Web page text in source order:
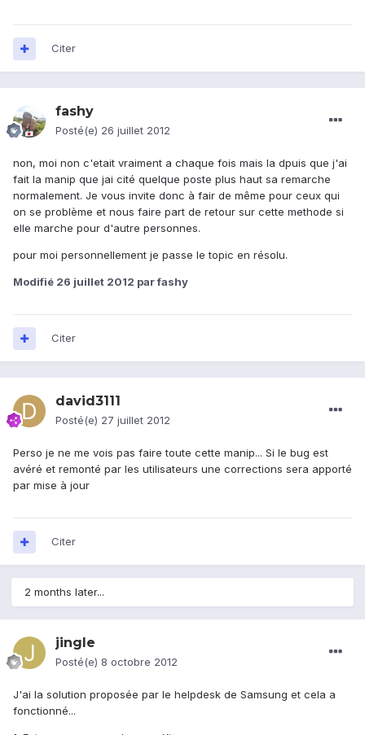
Citer
fashy
Posté(e) 26 juillet 2012
non, moi non c'etait vraiment a chaque fois mais la dpuis que j'ai
fait la manip que jai cité quelque poste plus haut sa remarche
normalement. Je vous invite donc à fair de même pour ceux qui
on se problème et nous faire part de retour sur cette methode si
elle marche pour d'autre personnes.
pour moi personnellement je passe le topic en résolu.
Modifié 26 juillet 2012 par fashy
Citer
david3111
Posté(e) 27 juillet 2012
Perso je ne me vois pas faire toute cette manip... Si le bug est
avéré et remonté par les utilisateurs une corrections sera apporté
par mise à jour
Citer
2 months later...
jingle
Posté(e) 8 octobre 2012
J'ai la solution proposée par le helpdesk de Samsung et cela a
fonctionné...